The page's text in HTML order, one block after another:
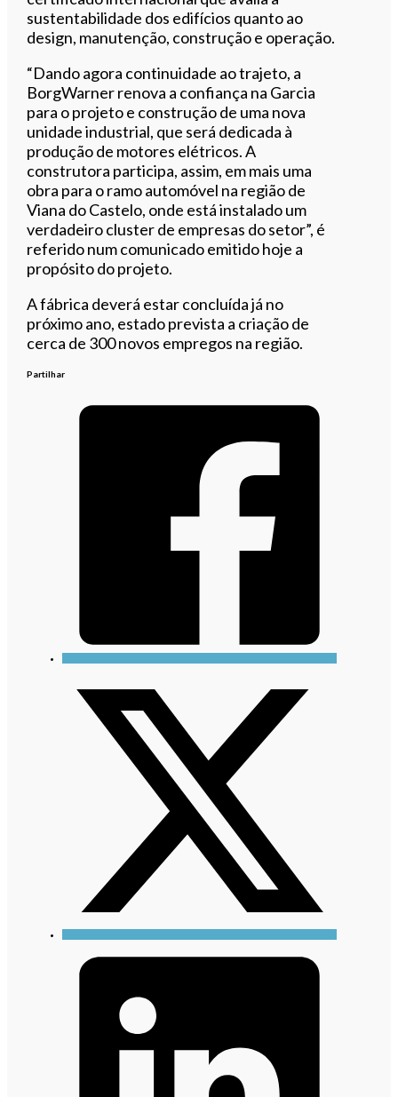
sustentabilidade dos edifícios quanto ao
design, manutenção, construção e operação.
“Dando agora continuidade ao trajeto, a
BorgWarner renova a confiança na Garcia
para o projeto e construção de uma nova
unidade industrial, que será dedicada à
produção de motores elétricos. A
construtora participa, assim, em mais uma
obra para o ramo automóvel na região de
Viana do Castelo, onde está instalado um
verdadeiro cluster de empresas do setor”, é
referido num comunicado emitido hoje a
propósito do projeto.
A fábrica deverá estar concluída já no
próximo ano, estado prevista a criação de
cerca de 300 novos empregos na região.
Partilhar